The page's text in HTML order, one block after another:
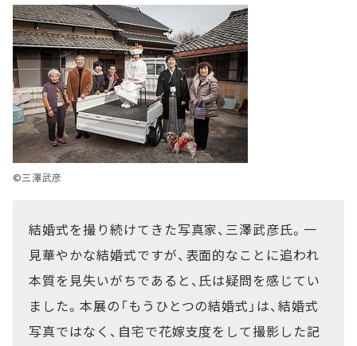
©三澤武彦
結婚式を撮り続けてきた写真家、三澤武彦氏。一
見華やかな結婚式ですが、表面的なことに追われ
本質を見失いがちであると、氏は疑問を感じてい
ました。本展の「もうひとつの結婚式」は、結婚式
写真ではなく、自宅で花嫁支度をして撮影した記